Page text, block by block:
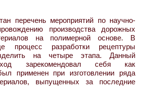
перечень мероприятий по научно-
производства дорожных
на полимерной основе. В
процесс разработки рецептуры
на четыре этапа. Данный
зарекомендовал себя как
применен при изготовлении ряда
выпущенных за последние